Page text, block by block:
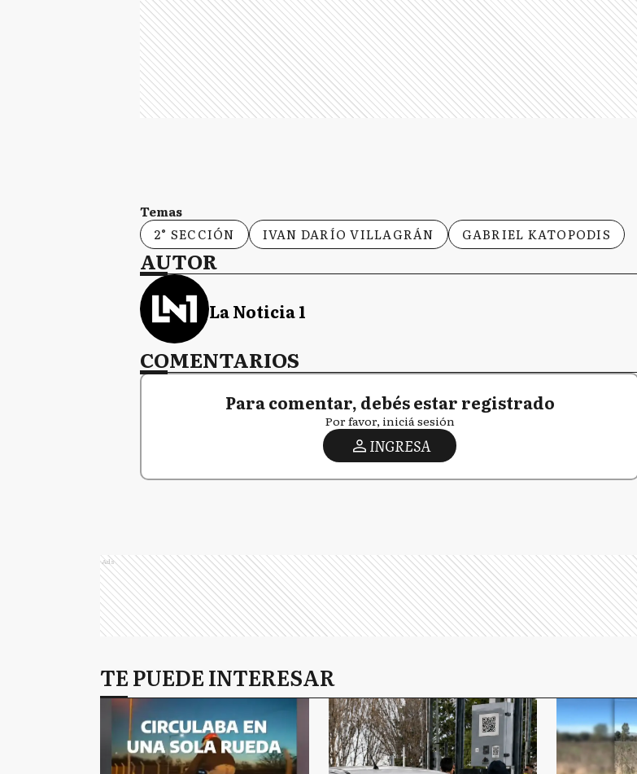
Temas
2° SECCIÓN
IVAN DARÍO VILLAGRÁN GABRIEL KATOPODIS
AUTOR
La Noticia 1
COMENTARIOS
Para comentar, debés estar registrado
Por favor, iniciá sesión
INGRESA
Ads
TE PUEDE INTERESAR